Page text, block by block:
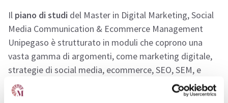
Il piano di studi del Master in Digital Marketing, Social
Media Communication & Ecommerce Management
Unipegaso è strutturato in moduli che coprono una
vasta gamma di argomenti, come marketing digitale,
strategie di social media, ecommerce, SEO, SEM, e
analisi dei dati.